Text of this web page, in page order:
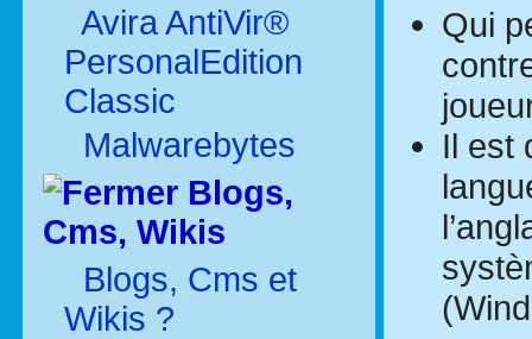
Avira AntiVir®
PersonalEdition
Classic
Malwarebytes
Blogs,
Cms, Wikis
Blogs, Cms et
Wikis ?
Qui
Il est